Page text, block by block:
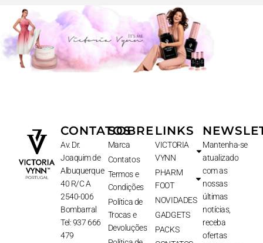
CONTATOS
Av. Dr.
Joaquim de
Albuquerque
40 R/C A
2540-006
Bombarral
Tel: 937 666
479
SOBRE
Marca
Contatos
Termos e
Condições
Política de
Trocas e
Devoluções
LINKS
VICTORIA
VYNN
PHARM
FOOT
NOVIDADES
GADGETS
PACKS
Mantenha-se
atualizado
com as
nossas
últimas
notícias,
receba
ofertas